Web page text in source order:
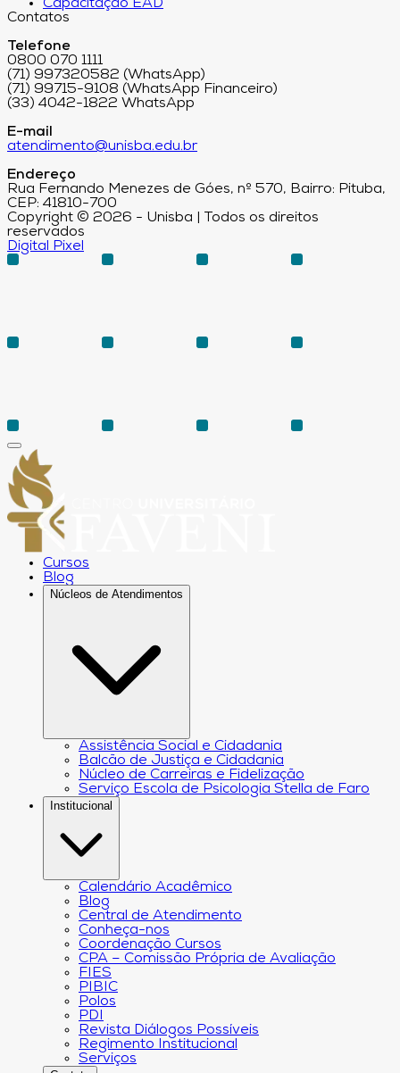
Capacitação EAD
Contatos
Telefone
0800 070 1111
(71) 997320582 (WhatsApp)
(71) 99715-9108 (WhatsApp Financeiro)
(33) 4042-1822 WhatsApp
E-mail
atendimento@unisba.edu.br
Endereço
Rua Fernando Menezes de Góes, nº 570, Bairro: Pituba,
CEP: 41810-700
Copyright © 2026 - Unisba | Todos os direitos
reservados
Digital Pixel
Cursos
Blog
Núcleos de Atendimentos
Assistência Social e Cidadania
Balcão de Justiça e Cidadania
Núcleo de Carreiras e Fidelização
Serviço Escola de Psicologia Stella de Faro
Institucional
Calendário Acadêmico
Blog
Central de Atendimento
Conheça-nos
Coordenação Cursos
CPA – Comissão Própria de Avaliação
FIES
PIBIC
Polos
PDI
Revista Diálogos Possíveis
Regimento Institucional
Serviços